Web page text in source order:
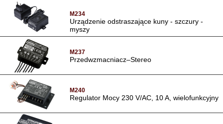
M234
Urządzenie odstraszające kuny - szczury -
myszy
M237
Przedwzmacniacz–Stereo
M240
Regulator Mocy 230 V/AC, 10 A, wielofunkcyjny